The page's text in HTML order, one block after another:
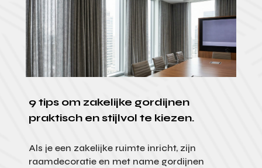
9 tips om zakelijke gordijnen
praktisch en stijlvol te kiezen.
Als je een zakelijke ruimte inricht, zijn
raamdecoratie en met name gordijnen